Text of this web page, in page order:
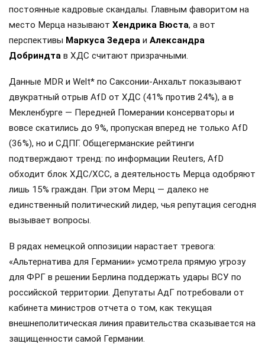
постоянные кадровые скандалы. Главным фаворитом на
место Мерца называют Хендрика Вюста, а вот
перспективы Маркуса Зедера и Александра
Добриндта в ХДС считают призрачными.
Данные MDR и Welt* по Саксонии-Анхальт показывают
двукратный отрыв AfD от ХДС (41% против 24%), а в
Мекленбурге — Передней Померании консерваторы и
вовсе скатились до 9%, пропуская вперед не только AfD
(36%), но и СДПГ. Общегерманские рейтинги
подтверждают тренд: по информации Reuters, AfD
обходит блок ХДС/ХСС, а деятельность Мерца одобряют
лишь 15% граждан. При этом Мерц — далеко не
единственный политический лидер, чья репутация сегодня
вызывает вопросы.
В рядах немецкой оппозиции нарастает тревога:
«Альтернатива для Германии» усмотрела прямую угрозу
для ФРГ в решении Берлина поддержать удары ВСУ по
российской территории. Депутаты АдГ потребовали от
кабинета министров отчета о том, как текущая
внешнеполитическая линия правительства сказывается на
защищенности самой Германии.